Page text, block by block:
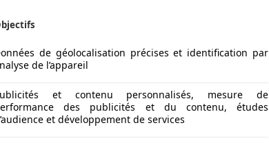
19990e VENDUE REVISEE & GARANTIE
de géolocalisation précises et identification par
de l’appareil
et contenu personnalisés, mesure de
des publicités et du contenu, études
et développement de services